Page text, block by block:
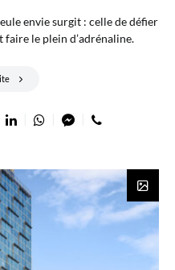
envie surgit : celle de défier
le plein d’adrénaline.